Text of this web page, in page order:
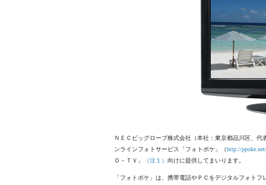
ＮＥＣビッグローブ株式会社（本社：東京都品川区、
ンラインフォトサービス「フォトポケ」（http://ppoke.net/
Ｏ－ＴＶ」
（注１） 向けに提供してまいります。
「フォトポケ」は、携帯電話やＰＣをデジタルフォト